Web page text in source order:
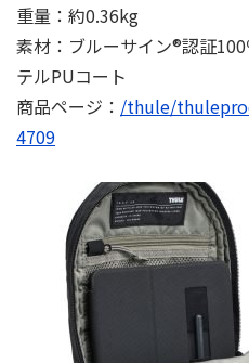
重量：約0.36kg
素材：ブルーサイン®認証
テルPUコート
商品ページ： /thule/
4709